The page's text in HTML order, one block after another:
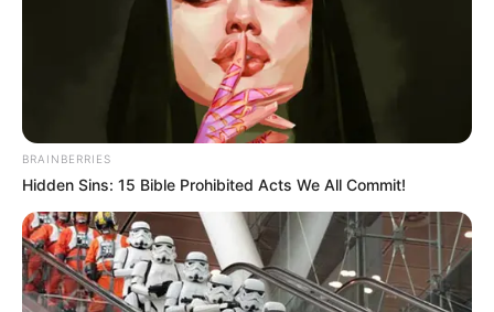
BRAINBERRIES
Hidden Sins: 15 Bible Prohibited Acts We All Commit!